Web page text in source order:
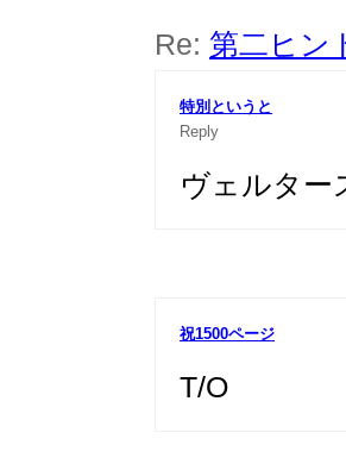
Re: 第二ヒン
特別というと
Reply
ヴェルター
祝1500ページ
T/O